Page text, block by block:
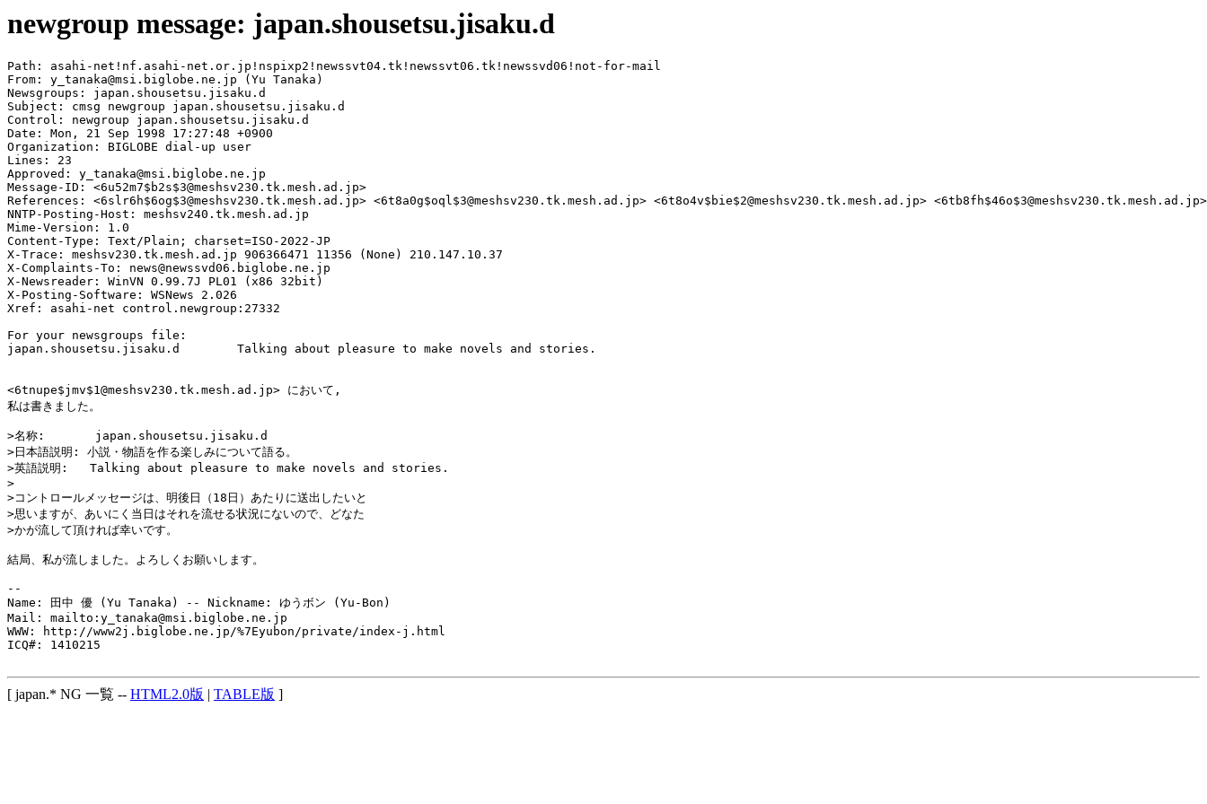
newgroup message: japan.shousetsu.jisaku.d
Path: asahi-net!nf.asahi-net.or.jp!nspixp2!newssvt04.tk!newssvt06.tk!newssvd06!not-for-mail
From: y_tanaka@msi.biglobe.ne.jp (Yu Tanaka)
Newsgroups: japan.shousetsu.jisaku.d
Subject: cmsg newgroup japan.shousetsu.jisaku.d
Control: newgroup japan.shousetsu.jisaku.d
Date: Mon, 21 Sep 1998 17:27:48 +0900
Organization: BIGLOBE dial-up user
Lines: 23
Approved: y_tanaka@msi.biglobe.ne.jp
Message-ID: <6u52m7$b2s$3@meshsv230.tk.mesh.ad.jp>
References: <6slr6h$6og$3@meshsv230.tk.mesh.ad.jp> <6t8a0g$oql$3@meshsv230.tk.mesh.ad.jp> <6t8o4v$bie$2@meshsv230.tk.mesh.ad.jp>
NNTP-Posting-Host: meshsv240.tk.mesh.ad.jp
Mime-Version: 1.0
Content-Type: Text/Plain; charset=ISO-2022-JP
X-Trace: meshsv230.tk.mesh.ad.jp 906366471 11356 (None) 210.147.10.37
X-Complaints-To: news@newssvd06.biglobe.ne.jp
X-Newsreader: WinVN 0.99.7J PL01 (x86 32bit)
X-Posting-Software: WSNews 2.026
Xref: asahi-net control.newgroup:27332
For your newsgroups file:
japan.shousetsu.jisaku.d	Talking about pleasure to make novels and stories.
<6tnupe$jmv$1@meshsv230.tk.mesh.ad.jp> において,
私は書きました。
>名称:       japan.shousetsu.jisaku.d
>日本語説明: 小説・物語を作る楽しみについて語る。
>英語説明:   Talking about pleasure to make novels and stories.
>
>コントロールメッセージは、明後日（18日）あたりに送出したいと
>思いますが、あいにく当日はそれを流せる状況にないので、どなた
>かが流して頂ければ幸いです。
結局、私が流しました。よろしくお願いします。
--
Name: 田中 優 (Yu Tanaka) -- Nickname: ゆうボン (Yu-Bon)
Mail: mailto:y_tanaka@msi.biglobe.ne.jp
WWW: http://www2j.biglobe.ne.jp/%7Eyubon/private/index-j.html
ICQ#: 1410215
[ japan.* NG 一覧 -- HTML2.0版 | TABLE版 ]